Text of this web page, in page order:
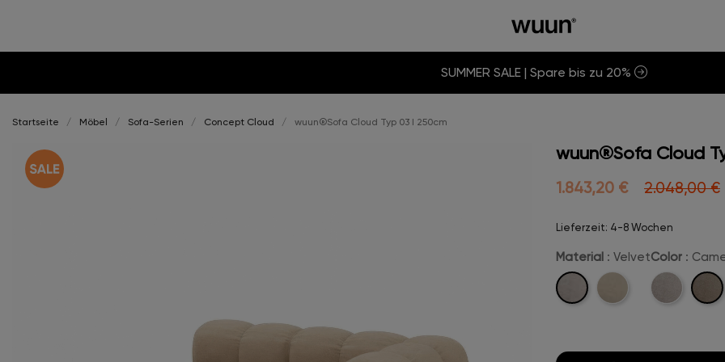
SUMMER SALE | Spare bis zu 20%
Startseite Möbel Sofa-Serien Concept Cloud wuun®Sofa Cloud Typ 03 I 250cm
wuun®Sofa Cloud
1.843,20 € 2.048,00 €
Lieferzeit: 4-8 Wochen
Material : Velvet
Velvet Boucle
Color :
Beige-
Velvet